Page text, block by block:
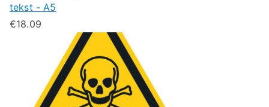
tekst - A5
€18.09